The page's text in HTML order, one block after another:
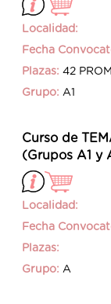
Localidad:
Fecha
Plazas: 42
Grupo: A1
Curso de
(Grupos A1 y
Localidad:
Fecha
Plazas:
Grupo: A